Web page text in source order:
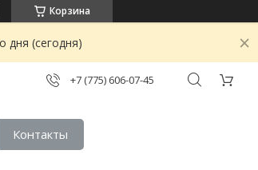
Корзина
дня (сегодня)
+7 (775) 606-07-45
Контакты